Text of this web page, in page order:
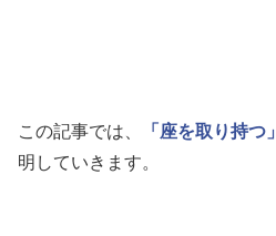
この記事では、 「座を取り持つ」
明していきます。